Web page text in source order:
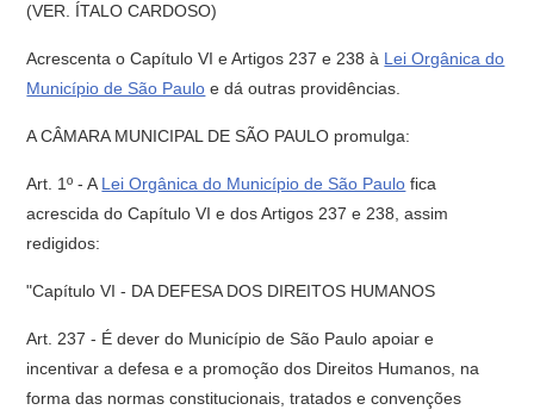
(VER. ÍTALO CARDOSO)
Acrescenta o Capítulo VI e Artigos 237 e 238 à Lei Orgânica do
Município de São Paulo e dá outras providências.
A CÂMARA MUNICIPAL DE SÃO PAULO promulga:
Art. 1º - A Lei Orgânica do Município de São Paulo fica
acrescida do Capítulo VI e dos Artigos 237 e 238, assim
redigidos:
"Capítulo VI - DA DEFESA DOS DIREITOS HUMANOS
Art. 237 - É dever do Município de São Paulo apoiar e
incentivar a defesa e a promoção dos Direitos Humanos, na
forma das normas constitucionais, tratados e convenções